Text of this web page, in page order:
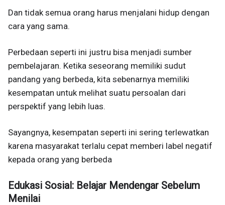
Dan tidak semua orang harus menjalani hidup dengan
cara yang sama.
Perbedaan seperti ini justru bisa menjadi sumber
pembelajaran. Ketika seseorang memiliki sudut
pandang yang berbeda, kita sebenarnya memiliki
kesempatan untuk melihat suatu persoalan dari
perspektif yang lebih luas.
Sayangnya, kesempatan seperti ini sering terlewatkan
karena masyarakat terlalu cepat memberi label negatif
kepada orang yang berbeda
Edukasi Sosial: Belajar Mendengar Sebelum
Menilai